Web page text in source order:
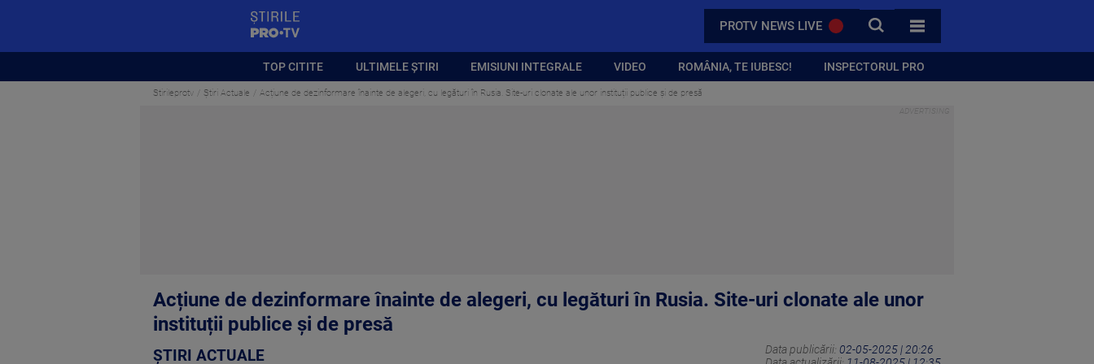
PROTV NEWS LIVE CAUTA
TOATE CATEGORIILE
TOP CITITE ULTIMELE ȘTIRI EMISIUNI INTEGRALE VIDEO ROMÂNIA, TE IUBESC! INSPECTORUL PRO
Stirileprotv Știri Actuale Acțiune de dezinformare înainte de alegeri, cu legături în Rusia. Site-uri clonate ale unor instituții publice și de presă
Acțiune de dezinformare înainte de alegeri, cu legături în Rusia. Site-uri clonate ale unor
instituții publice și de presă
ȘTIRI ACTUALE Data publicării: 02-05-2025 | 20:26